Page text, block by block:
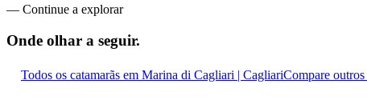
— Continue a explorar
Onde olhar a seguir.
Todos os catamarãs em Marina di Cagliari | CagliariCompare